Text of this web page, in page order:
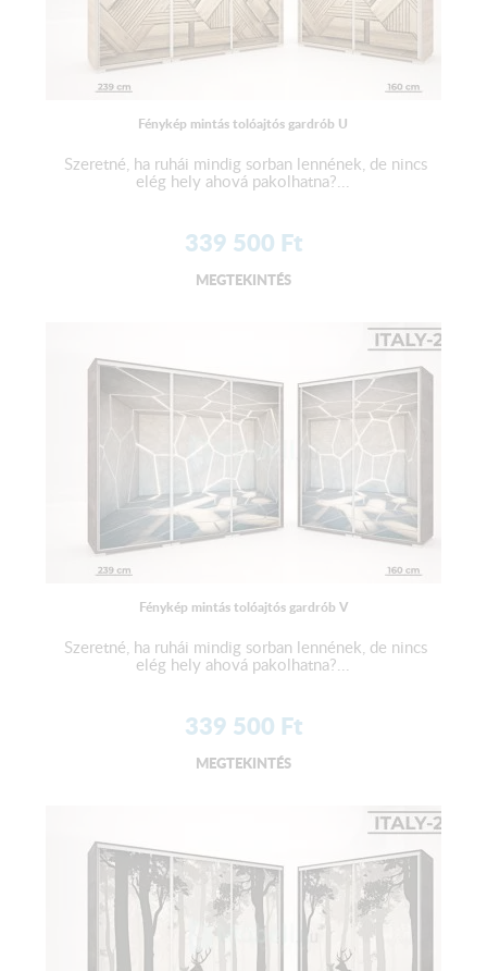
Fénykép mintás tolóajtós gardrób U
Szeretné, ha ruhái mindig sorban lennének, de nincs
elég hely ahová pakolhatna?...
339 500 Ft
MEGTEKINTÉS
Fénykép mintás tolóajtós gardrób V
Szeretné, ha ruhái mindig sorban lennének, de nincs
elég hely ahová pakolhatna?...
339 500 Ft
MEGTEKINTÉS